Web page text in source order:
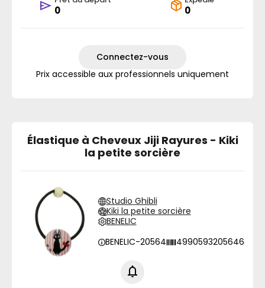
0 0
Connectez-vous
Prix accessible aux professionnels uniquement
Élastique à Cheveux Jiji Rayures - Kiki
la petite sorcière
Studio Ghibli
Kiki la petite sorcière
BENELIC
BENELIC-20564
4990593205646